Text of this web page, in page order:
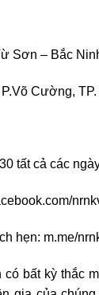
Sơn – Bắc
Cường,
tất cả các
hẹn: m.me/
có bất kỳ thắc